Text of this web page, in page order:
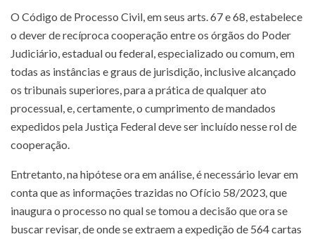
O Código de Processo Civil, em seus arts. 67 e 68, estabelece
o dever de recíproca cooperação entre os órgãos do Poder
Judiciário, estadual ou federal, especializado ou comum, em
todas as instâncias e graus de jurisdição, inclusive alcançado
os tribunais superiores, para a prática de qualquer ato
processual, e, certamente, o cumprimento de mandados
expedidos pela Justiça Federal deve ser incluído nesse rol de
cooperação.
Entretanto, na hipótese ora em análise, é necessário levar em
conta que as informações trazidas no Ofício 58/2023, que
inaugura o processo no qual se tomou a decisão que ora se
buscar revisar, de onde se extraem a expedição de 564 cartas